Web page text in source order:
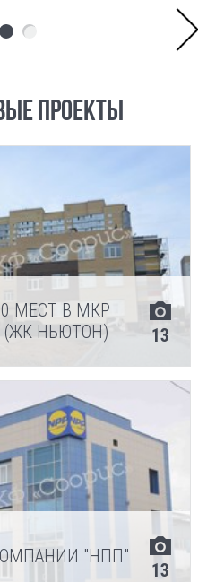
ПРОЕКТЫ
13
МЕСТ В МКР
(ЖК НЬЮТОН)
13
"НПП"